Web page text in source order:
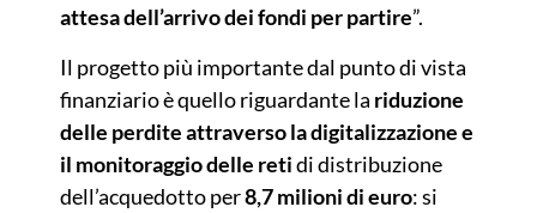
attesa dell’arrivo dei fondi per partire”.
Il progetto più importante dal punto di vista
finanziario è quello riguardante la riduzione
delle perdite attraverso la digitalizzazione e
il monitoraggio delle retidi distribuzione
dell’acquedotto per8,7 milioni di euro: si